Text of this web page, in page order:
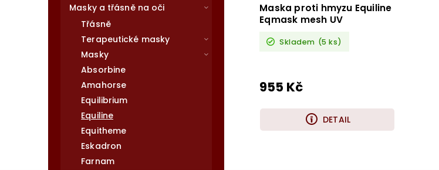
Masky a třásně na oči
Třásně
Terapeutické masky
Masky
Absorbine
Amahorse
Equilibrium
Equiline
Equitheme
Eskadron
Farnam
Maska proti hmyzu Equiline
Eqmask mesh UV
Skladem (5 ks)
955 Kč
DETAIL